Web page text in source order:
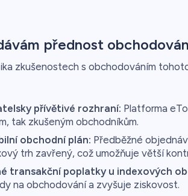
přednost
zkušenostech s obchodováním
přívětivé rozhraní: Platforma
tak zkušeným obchodníkům.
obchodní plán: Předběžné
trh zavřený, což umožňuje větší
transakční poplatky u indexových
na obchodování a zvyšuje ziskovost.